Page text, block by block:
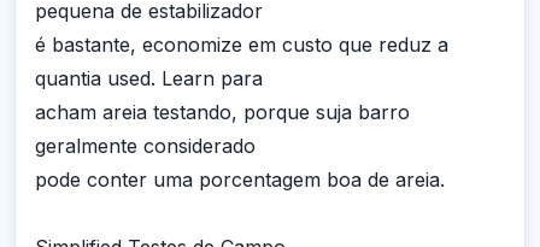
pequena de estabilizador
é bastante, economize em custo que reduz a
quantia used. Learn para
acham areia testando, porque suja barro
geralmente considerado
pode conter uma porcentagem boa de areia.